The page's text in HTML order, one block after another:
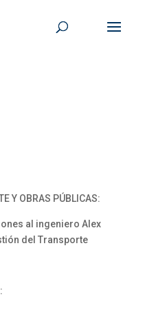
Y OBRAS PÚBLICAS:
al ingeniero Alex
del Transporte